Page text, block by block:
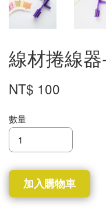
線材捲線
NT$ 100
數量
加入購物車